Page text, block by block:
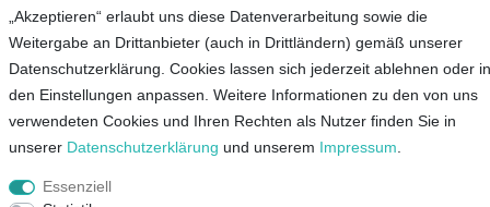
„Akzeptieren“ erlaubt uns diese Datenverarbeitung sowie die
Weitergabe an Drittanbieter (auch in Drittländern) gemäß unserer
Datenschutzerklärung. Cookies lassen sich jederzeit ablehnen oder in
den Einstellungen anpassen. Weitere Informationen zu den von uns
verwendeten Cookies und Ihren Rechten als Nutzer finden Sie in
unserer Daten­schutz­erklärung und unserem Impressum
Essenziell
Service
Unternehmen
Kontakt
AGB
Datenschutz